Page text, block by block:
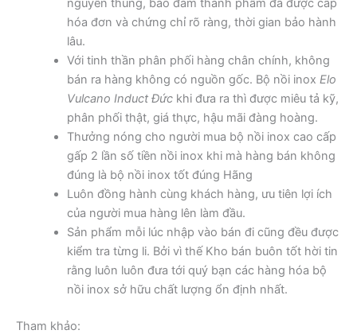
nguyên thùng, bảo đảm thành phẩm đã được cấp
hóa đơn và chứng chỉ rõ ràng, thời gian bảo hành
lâu.
Với tinh thần phân phối hàng chân chính, không
bán ra hàng không có nguồn gốc. Bộ nồi inox Elo
Vulcano Induct Đứckhi đưa ra thì được miêu tả kỹ,
phân phối thật, giá thực, hậu mãi đàng hoàng.
Thưởng nóng cho người mua bộ nồi inox cao cấp
gấp 2 lần số tiền nồi inox khi mà hàng bán không
đúng là bộ nồi inox tốt đúng Hãng
Luôn đồng hành cùng khách hàng, ưu tiên lợi ích
của người mua hàng lên làm đầu.
Sản phẩm mỗi lúc nhập vào bán đi cũng đều được
kiểm tra từng li. Bởi vì thế Kho bán buôn tốt hời tin
rằng luôn luôn đưa tới quý bạn các hàng hóa bộ
nồi inox sở hữu chất lượng ổn định nhất.
Tham khảo: